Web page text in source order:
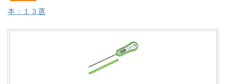
本：１３選